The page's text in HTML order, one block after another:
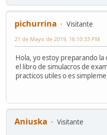
pichurrina
Visitante
21 de Mayo de 2019, 16:10:33 PM
Hola, yo estoy preparando la
el libro de simulacros de
practicos utiles o es
Aniuska
Visitante